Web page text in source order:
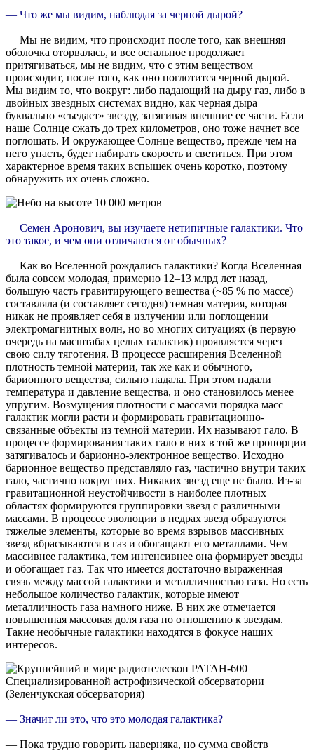
— Что же мы видим, наблюдая за черной дырой?
— Мы не видим, что происходит после того, как внешняя
оболочка оторвалась, и все остальное продолжает
притягиваться, мы не видим, что с этим веществом
происходит, после того, как оно поглотится черной дырой.
Мы видим то, что вокруг: либо падающий на дыру газ, либо в
двойных звездных системах видно, как черная дыра
буквально «съедает» звезду, затягивая внешние ее части. Если
наше Солнце сжать до трех километров, оно тоже начнет все
поглощать. И окружающее Солнце вещество, прежде чем на
него упасть, будет набирать скорость и светиться. При этом
характерное время таких вспышек очень коротко, поэтому
обнаружить их очень сложно.
— Семен Аронович, вы изучаете нетипичные галактики. Что
это такое, и чем они отличаются от обычных?
— Как во Вселенной рождались галактики? Когда Вселенная
была совсем молодая, примерно 12–13 млрд лет назад,
большую часть гравитирующего вещества (~85 % по массе)
составляла (и составляет сегодня) темная материя, которая
никак не проявляет себя в излучении или поглощении
электромагнитных волн, но во многих ситуациях (в первую
очередь на масштабах целых галактик) проявляется через
свою силу тяготения. В процессе расширения Вселенной
плотность темной материи, так же как и обычного,
барионного вещества, сильно падала. При этом падали
температура и давление вещества, и оно становилось менее
упругим. Возмущения плотности с массами порядка масс
галактик могли расти и формировать гравитационно-
связанные объекты из темной материи. Их называют гало. В
процессе формирования таких гало в них в той же пропорции
затягивалось и барионно-электронное вещество. Исходно
барионное вещество представляло газ, частично внутри таких
гало, частично вокруг них. Никаких звезд еще не было. Из-за
гравитационной неустойчивости в наиболее плотных
областях формируются группировки звезд с различными
массами. В процессе эволюции в недрах звезд образуются
тяжелые элементы, которые во время взрывов массивных
звезд вбрасываются в газ и обогащают его металлами. Чем
массивнее галактика, тем интенсивнее она формирует звезды
и обогащает газ. Так что имеется достаточно выраженная
связь между массой галактики и металличностью газа. Но есть
небольшое количество галактик, которые имеют
металличность газа намного ниже. В них же отмечается
повышенная массовая доля газа по отношению к звездам.
Такие необычные галактики находятся в фокусе наших
интересов.
— Значит ли это, что это молодая галактика?
— Пока трудно говорить наверняка, но сумма свойств